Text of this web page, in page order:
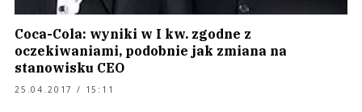
Coca-Cola: wyniki w I kw. zgodne z
oczekiwaniami, podobnie jak zmiana na
stanowisku CEO
25.04.2017 / 15:11